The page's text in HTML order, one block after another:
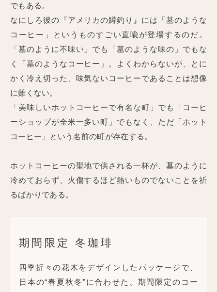
でもある。
なにしろ彼の『アメリカの鱒釣り』には「墓のような
コーヒー」というものすごい直喩が登場するのだ。
「墓のように不味い」でも「墓のような味の」でもな
く「墓のようなコーヒー」。よくわからないが、とに
かく冷え切った、味気ないコーヒーであることは想像
に難くない。
「美味しいホットコーヒーで有名な町」でも「コーヒ
ーショップが全米一多い町」でもなく、ただ「ホット
コーヒー」という名前の町が存在する。
ホットコーヒーの聖地で供される一杯が、墓のように
冷めておらず、火傷するほど熱いものでないことを祈
るばかりである。
期間限定 冬珈琲
四季折々の花木をデザインしたパッケージで、
日本の“春夏秋冬”に合わせた、期間限定のコー